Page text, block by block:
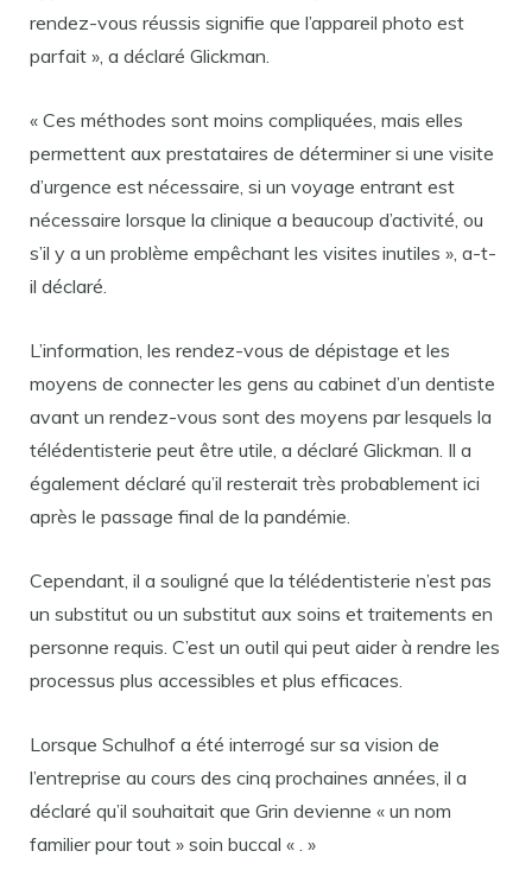
rendez-vous réussis signifie que l’appareil photo est
parfait », a déclaré Glickman.
« Ces méthodes sont moins compliquées, mais elles
permettent aux prestataires de déterminer si une visite
d’urgence est nécessaire, si un voyage entrant est
nécessaire lorsque la clinique a beaucoup d’activité, ou
s’il y a un problème empêchant les visites inutiles », a-t-
il déclaré.
L’information, les rendez-vous de dépistage et les
moyens de connecter les gens au cabinet d’un dentiste
avant un rendez-vous sont des moyens par lesquels la
télédentisterie peut être utile, a déclaré Glickman. Il a
également déclaré qu’il resterait très probablement ici
après le passage final de la pandémie.
Cependant, il a souligné que la télédentisterie n’est pas
un substitut ou un substitut aux soins et traitements en
personne requis. C’est un outil qui peut aider à rendre les
processus plus accessibles et plus efficaces.
Lorsque Schulhof a été interrogé sur sa vision de
l’entreprise au cours des cinq prochaines années, il a
déclaré qu’il souhaitait que Grin devienne « un nom
familier pour tout » soin buccal « . »